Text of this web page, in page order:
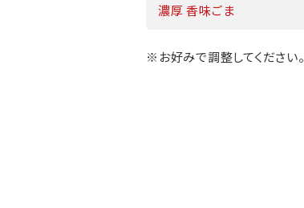
濃厚 香味ごま
※お好みで調整してください。